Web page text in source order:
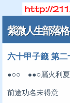
紫微人生部落格
六十甲子籤 第
●○○ ●●○屬火利
前途功名未得意